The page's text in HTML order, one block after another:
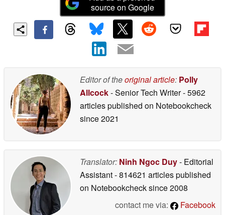
source on Google
Editor of theoriginal article: Polly
Allcock- Senior Tech Writer- 5962
articles published on Notebookcheck
since 2021
Translator: Ninh Ngoc Duy- Editorial
Assistant- 814621 articles published
on Notebookchecksince 2008
contact me via:
Facebook